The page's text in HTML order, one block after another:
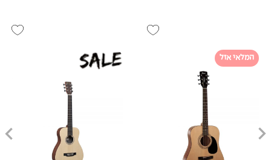
המלאי אזל